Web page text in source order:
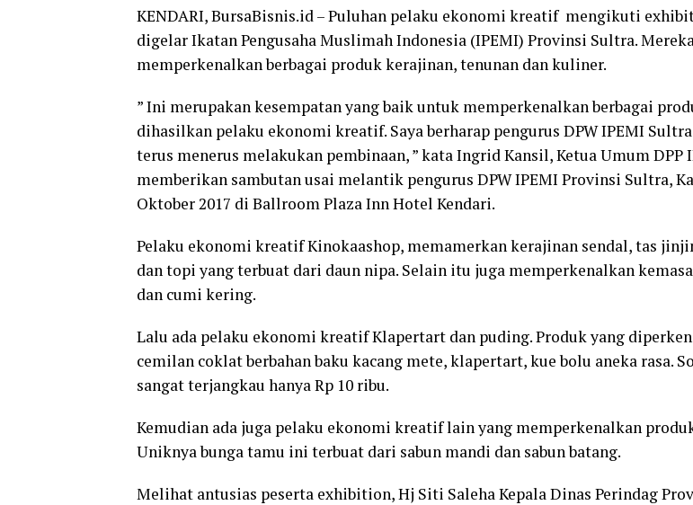
KENDARI, BursaBisnis.id – Puluhan pelaku ekonomi kreatif mengikuti
digelar Ikatan Pengusaha Muslimah Indonesia (IPEMI) Provinsi Sultra.
memperkenalkan berbagai produk kerajinan, tenunan dan kuliner.
” Ini merupakan kesempatan yang baik untuk memperkenalkan berbagai
dihasilkan pelaku ekonomi kreatif. Saya berharap pengurus DPW IPEMI
terus menerus melakukan pembinaan, ” kata Ingrid Kansil, Ketua Umum DPP
memberikan sambutan usai melantik pengurus DPW IPEMI Provinsi Sultra,
Oktober 2017 di Ballroom Plaza Inn Hotel Kendari.
Pelaku ekonomi kreatif Kinokaashop, memamerkan kerajinan sendal, tas
dan topi yang terbuat dari daun nipa. Selain itu juga memperkenalkan
dan cumi kering.
Lalu ada pelaku ekonomi kreatif Klapertart dan puding. Produk yang
cemilan coklat berbahan baku kacang mete, klapertart, kue bolu aneka rasa.
sangat terjangkau hanya Rp 10 ribu.
Kemudian ada juga pelaku ekonomi kreatif lain yang memperkenalkan
Uniknya bunga tamu ini terbuat dari sabun mandi dan sabun batang.
Melihat antusias peserta exhibition, Hj Siti Saleha Kepala Dinas Perindag